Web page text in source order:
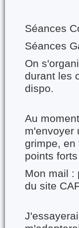
Séances
Séances
On
durant les
dispo.
Au
m'envoyer
grimpe, en
points
Mon mail :
du site